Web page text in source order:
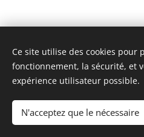
Ce site utilise des cookies pour
fonctionnement, la sécurité, et
expérience utilisateur possible.
N'acceptez que le nécessaire